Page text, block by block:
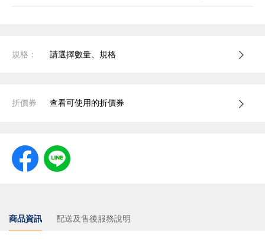
規格： 請選擇數量、規格
折價券 查看可使用的折價券
商品資訊 配送及售後服務說明